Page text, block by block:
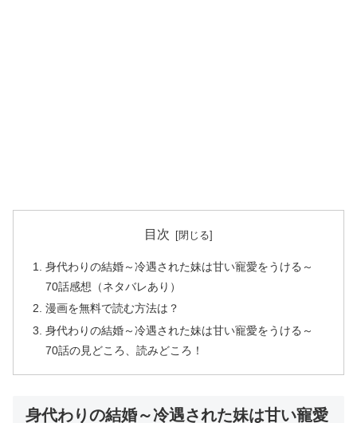
目次
身代わりの結婚～冷遇された妹は甘い寵愛をうける～
70話感想（ネタバレあり）
漫画を無料で読む方法は？
身代わりの結婚～冷遇された妹は甘い寵愛をうける～
70話の見どころ、読みどころ！
身代わりの結婚～冷遇された妹は甘い寵愛